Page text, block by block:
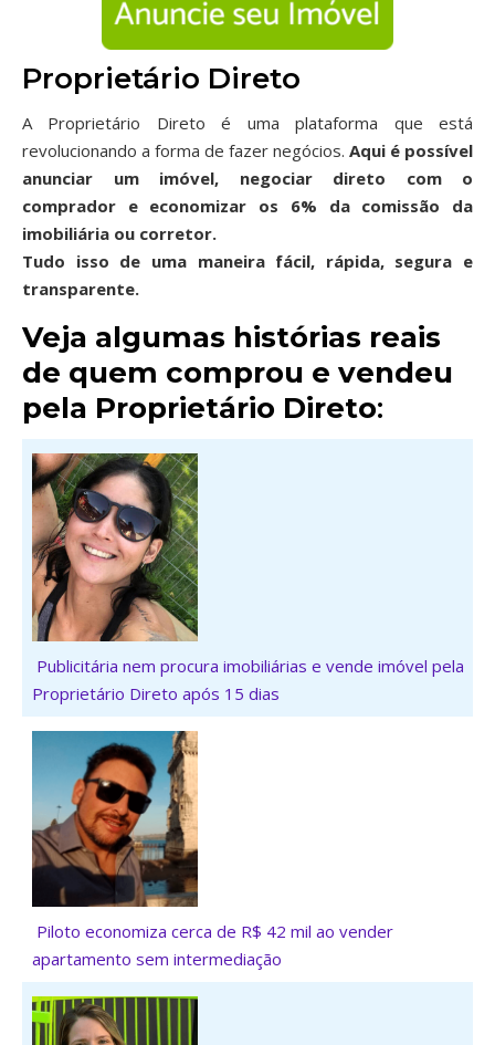
Proprietário Direto
A Proprietário Direto é uma plataforma que está
revolucionando a forma de fazer negócios. Aqui é possível
anunciar um imóvel, negociar direto com o
comprador e economizar os 6% da comissão da
imobiliária ou corretor.
Tudo isso de uma maneira fácil, rápida, segura e
transparente.
Veja algumas histórias reais
de quem comprou e vendeu
pela Proprietário Direto:
Publicitária nem procura imobiliárias e vende imóvel pela
Proprietário Direto após 15 dias
Piloto economiza cerca de R$ 42 mil ao vender
apartamento sem intermediação